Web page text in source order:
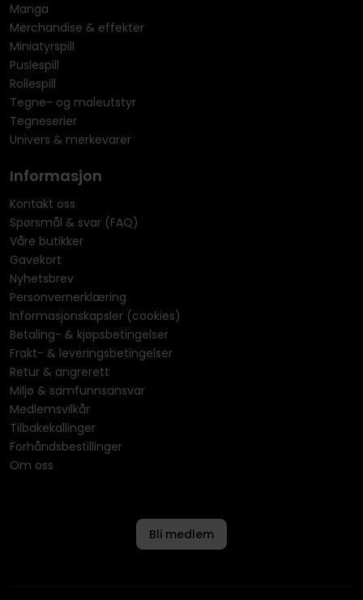
Manga
Merchandise & effekter
Miniatyrspill
Puslespill
Rollespill
Tegne- og maleutstyr
Tegneserier
Univers & merkevarer
Informasjon
Kontakt oss
Spørsmål & svar (FAQ)
Våre butikker
Gavekort
Nyhetsbrev
Personvernerklæring
Informasjonskapsler (cookies)
Betaling- & kjøpsbetingelser
Frakt- & leveringsbetingelser
Retur & angrerett
Miljø & samfunnsansvar
Medlemsvilkår
Tilbakekallinger
Forhåndsbestillinger
Om oss
Bli medlem